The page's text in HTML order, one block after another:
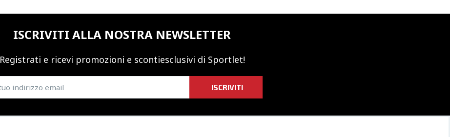
ISCRIVITI ALLA NOSTRA NEWSLETTER
Registrati e ricevi promozioni e scontiesclusivi di Sportlet!
ISCRIVITI